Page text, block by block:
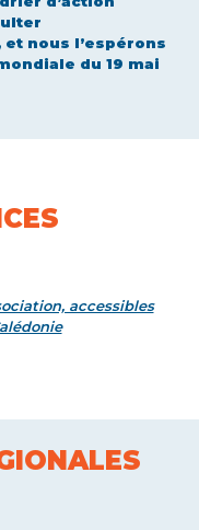
nous l’espérons
du 19 mai
accessibles